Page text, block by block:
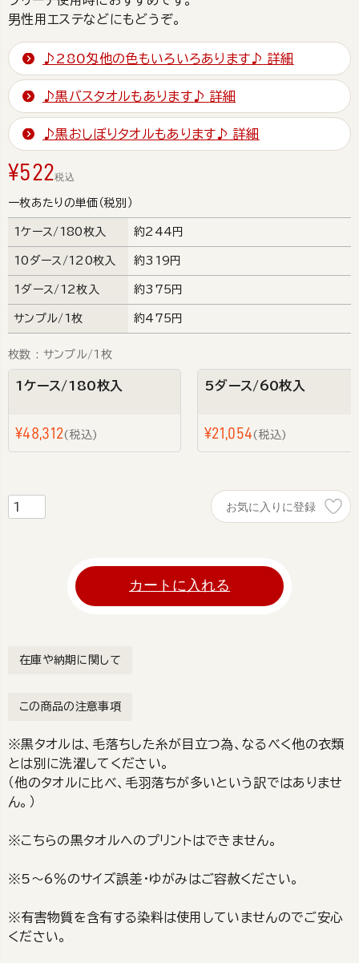
男性用エステなどにもどうぞ。
♪280匁他の色もいろいろあります♪ 詳細
♪黒バスタオルもあります♪ 詳細
♪黒おしぼりタオルもあります♪ 詳細
¥522税込
一枚あたりの単価（税別）
1ケース/180枚入 約244円
10ダース/120枚入 約319円
1ダース/12枚入 約375円
サンプル/1枚 約475円
枚数 サンプル/1枚
1ケース/180枚入
¥48,312 税込
5ダース/60枚入
¥21,054 税込
お気に入りに登録
カートに入れる
在庫や納期に関して
この商品の注意事項
※黒タオルは、毛落ちした糸が目立つ為、なるべく他の衣類
とは別に洗濯してください。
（他のタオルに比べ、毛羽落ちが多いという訳ではありませ
ん。）
※こちらの黒タオルへのプリントはできません。
※5～6％のサイズ誤差・ゆがみはご容赦ください。
※有害物質を含有する染料は使用していませんのでご安心
ください。